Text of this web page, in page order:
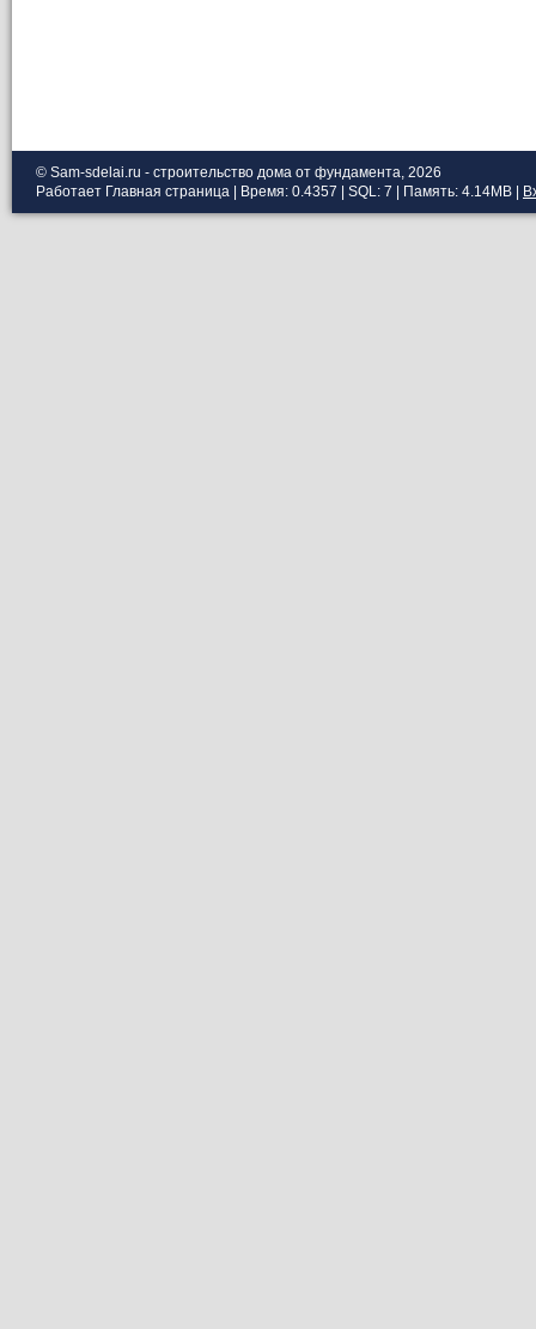
© Sam-sdelai.ru - строительство дома от фундамента, 2026
Работает Главная страница | Время: 0.4357 | SQL: 7 | Память: 4.14MB